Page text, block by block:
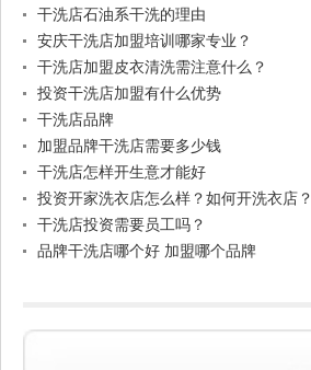
干洗店石油系干洗的理由
安庆干洗店加盟培训哪家专业？
干洗店加盟皮衣清洗需注意什么？
投资干洗店加盟有什么优势
干洗店品牌
加盟品牌干洗店需要多少钱
干洗店怎样开生意才能好
投资开家洗衣店怎么样？如何开洗衣店？
干洗店投资需要员工吗？
品牌干洗店哪个好 加盟哪个品牌